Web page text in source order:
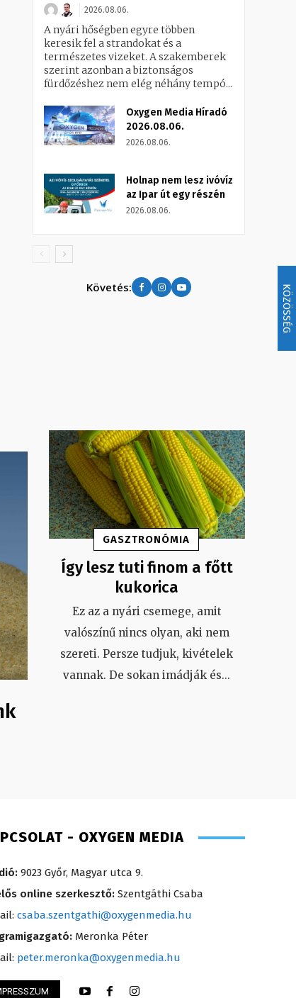
KÖZÖSSÉG
2026.08.06.
A nyári hőségben egyre többen
keresik fel a strandokat és a
természetes vizeket. A szakemberek
szerint azonban a biztonságos
fürdőzéshez nem elég néhány tempó...
Oxygen Media Híradó
2026.08.06.
2026.08.06.
Holnap nem lesz ivóvíz
az Ipar út egy részén
2026.08.06.
Követés:
GASZTRONÓMIA
Így lesz tuti finom a főtt
kukorica
Ez az a nyári csemege, amit
valószínű nincs olyan, aki nem
szereti. Persze tudjuk, kivételek
vannak. De sokan imádják és...
- OXYGEN MEDIA
9023 Győr, Magyar utca 9.
online szerkesztő: Szentgáthi Csaba
csaba.szentgathi@oxygenmedia.hu
Meronka Péter
peter.meronka@oxygenmedia.hu